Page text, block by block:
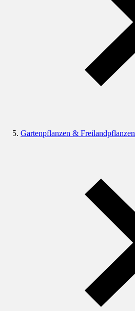
Gartenpflanzen & Freilandpflanzen